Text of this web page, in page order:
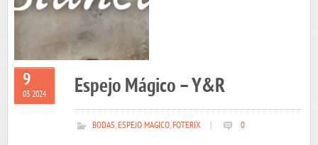
9
03 2024 Espejo Mágico – Y&R
BODAS,ESPEJO MAGICO,FOTERIX 0